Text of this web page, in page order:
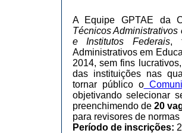
A Equipe GPTAE da
Técnicos
e Institutos Federais,
Administrativos em
2014, sem fins
das instituições nas
tornar público o
objetivando selecionar
preenchimendo de 20
para revisores de
Período de inscrições: